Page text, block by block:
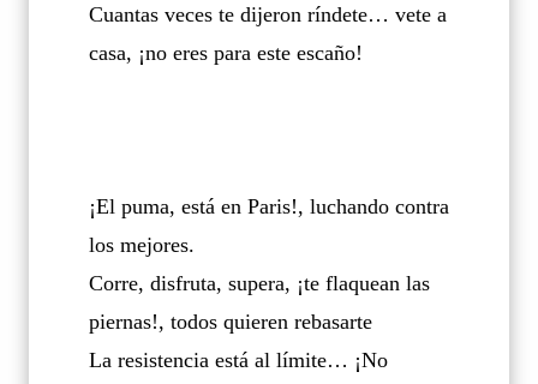
Cuantas veces te dijeron ríndete… vete a
casa, ¡no eres para este escaño!
¡El puma, está en Paris!, luchando contra
los mejores.
Corre, disfruta, supera, ¡te flaquean las
piernas!, todos quieren rebasarte
La resistencia está al límite… ¡No